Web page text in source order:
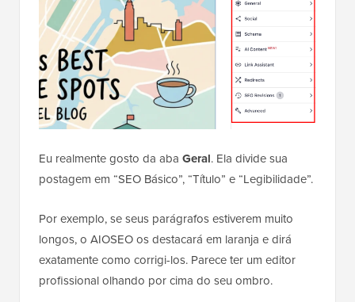
Eu realmente gosto da aba Geral. Ela divide sua
postagem em “SEO Básico”, “Título” e “Legibilidade”.
Por exemplo, se seus parágrafos estiverem muito
longos, o AIOSEO os destacará em laranja e dirá
exatamente como corrigi-los. Parece ter um editor
profissional olhando por cima do seu ombro.